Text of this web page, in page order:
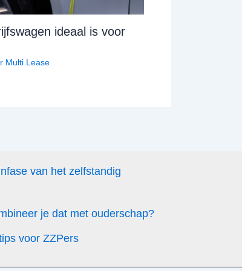
ideaal is voor
Multi Lease
van het zelfstandig
je dat met ouderschap?
voor ZZPers